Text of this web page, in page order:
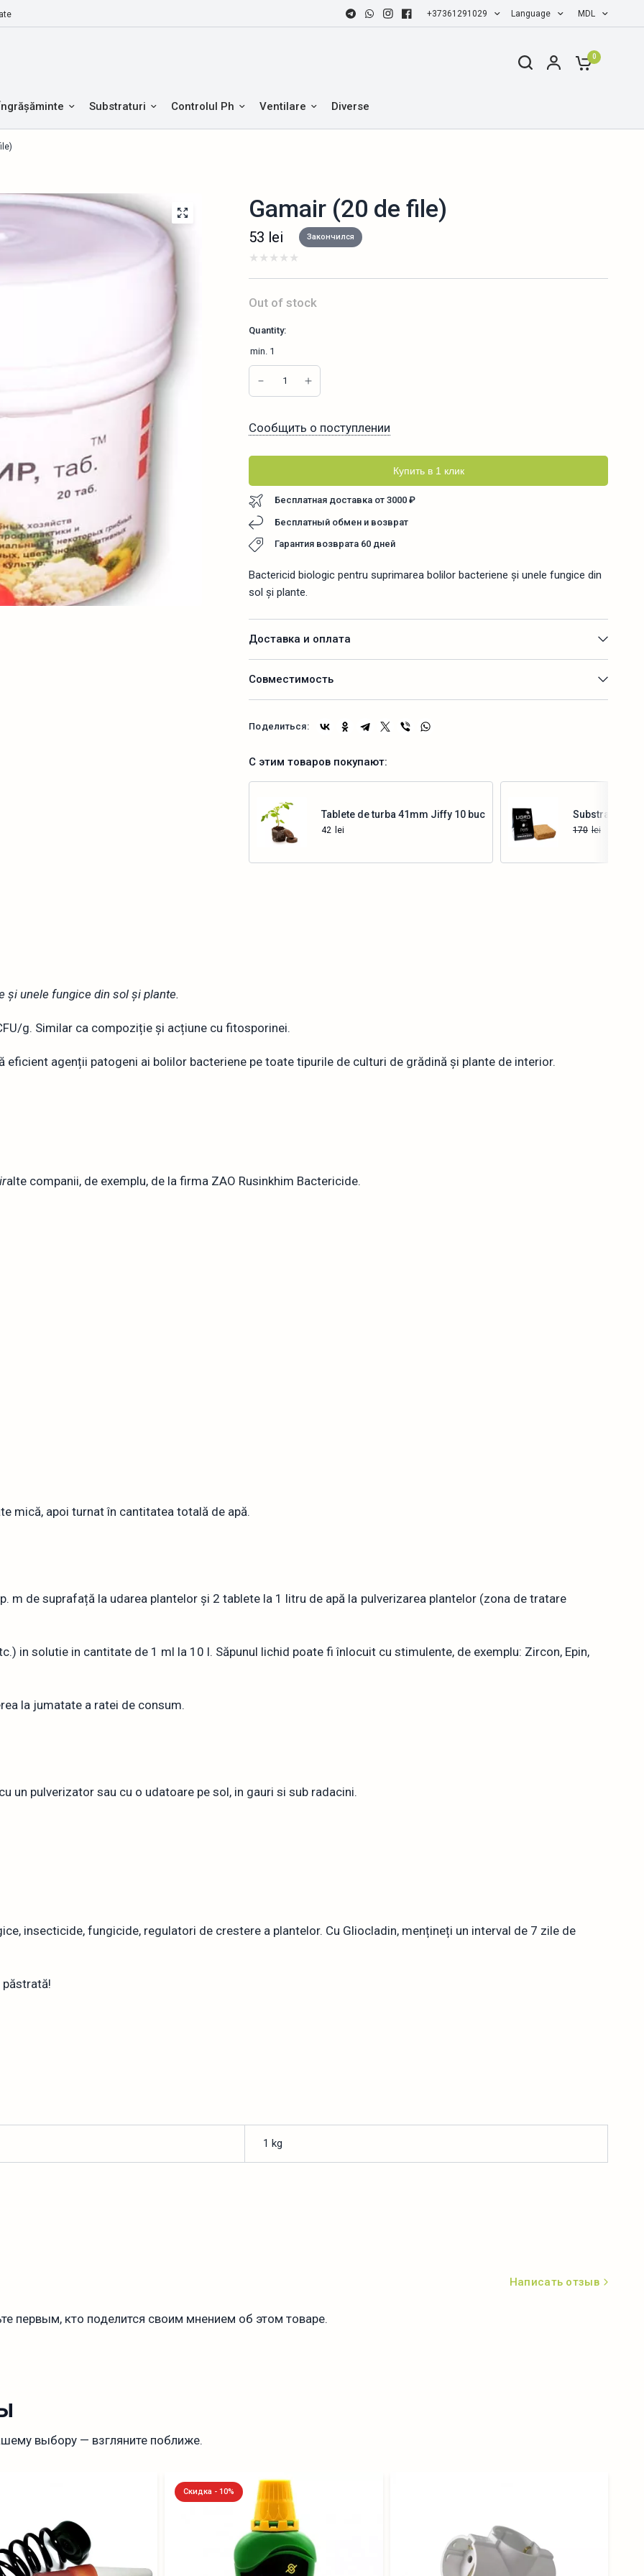
+37361291029 Language MDL
0
Substraturi Controlul Ph Ventilare Diverse
Gamair (20 de file)
53 lei Закончился
Out of stock
Quantity:
min. 1
Сообщить о поступлении
Купить в 1 клик
Бесплатная доставка от 3000 ₽
Бесплатный обмен и возврат
Гарантия возврата 60 дней
Bactericid biologic pentru suprimarea bolilor bacteriene și unele fungice din
sol și plante.
Доставка и оплата
Совместимость
Поделиться:
С этим товаров покупают:
Tablete de turba 41mm Jiffy 10 buc
42 lei
Substrate
170 lei
și unele fungice din sol și plante.
g. Similar ca compoziție și acțiune cu fitosporinei.
eficient agenții patogeni ai bolilor bacteriene pe toate tipurile de culturi de grădină și plante de interior.
alte companii, de exemplu, de la firma ZAO Rusinkhim Bactericide.
mică, apoi turnat în cantitatea totală de apă.
m de suprafață la udarea plantelor și 2 tablete la 1 litru de apă la pulverizarea plantelor (zona de tratare
in solutie in cantitate de 1 ml la 10 l. Săpunul lichid poate fi înlocuit cu stimulente, de exemplu: Zircon, Epin,
la jumatate a ratei de consum.
un pulverizator sau cu o udatoare pe sol, in gauri si sub radacini.
insecticide, fungicide, regulatori de crestere a plantelor. Cu Gliocladin, mențineți un interval de 7 zile de
1 kg
первым, кто поделится своим мнением об этом товаре.
Написать отзыв
выбору — взгляните поближе.
Скидка - 10%